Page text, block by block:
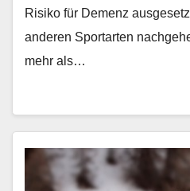
Risiko für Demenz
anderen Sportarten
mehr als…